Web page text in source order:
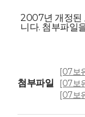
2007년 개정된
니다. 첨부파일
첨부파일
[07보
[07보
[07보